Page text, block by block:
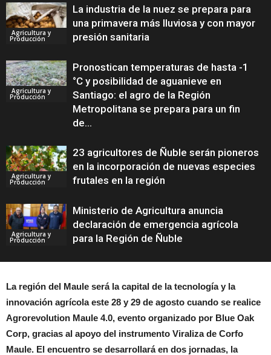
Agricultura y
Producción
La industria de la nuez se prepara para
una primavera más lluviosa y con mayor
presión sanitaria
Agricultura y
Producción
Pronostican temperaturas de hasta -1
°C y posibilidad de aguanieve en
Santiago: el agro de la Región
Metropolitana se prepara para un fin
de...
Agricultura y
Producción
23 agricultores de Ñuble serán pioneros
en la incorporación de nuevas especies
frutales en la región
Agricultura y
Producción
Ministerio de Agricultura anuncia
declaración de emergencia agrícola
para la Región de Ñuble
La región del Maule será la capital de la tecnología y la
innovación agrícola este 28 y 29 de agosto cuando se realice
Agrorevolution Maule 4.0, evento organizado por Blue Oak
Corp, gracias al apoyo del instrumento Viraliza de Corfo
Maule. El encuentro se desarrollará en dos jornadas, la